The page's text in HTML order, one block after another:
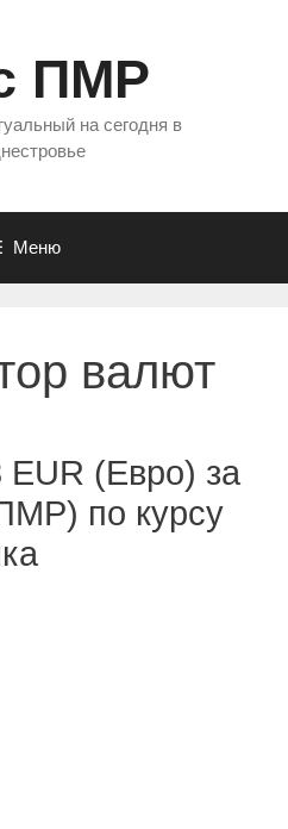
ПМР
на сегодня в
Меню
валют
EUR (Евро) за
по курсу